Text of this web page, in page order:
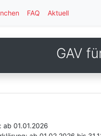
FAQ Aktuell
GAV
ab 01.01.2026